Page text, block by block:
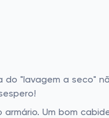
do "lavagem a seco"
Um bom